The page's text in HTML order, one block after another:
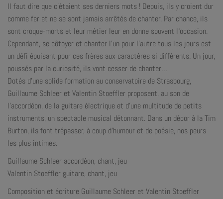
Il faut dire que c’étaient ses derniers mots ! Depuis, ils y croient dur
comme fer et ne se sont jamais arrêtés de chanter. Par chance, ils
sont croque-morts et leur métier leur en donne souvent l‘occasion.
Cependant, se côtoyer et chanter l’un pour l’autre tous les jours est
un défi épuisant pour ces frères aux caractères si différents. Un jour,
poussés par la curiosité, ils vont cesser de chanter…
Dotés d’une solide formation au conservatoire de Strasbourg,
Guillaume Schleer et Valentin Stoeffler proposent, au son de
l’accordéon, de la guitare électrique et d’une multitude de petits
instruments, un spectacle musical détonnant. Dans un décor à la Tim
Burton, ils font trépasser, à coup d’humour et de poésie, nos peurs
les plus intimes.
Guillaume Schleer accordéon, chant, jeu
Valentin Stoeffler guitare, chant, jeu
Composition et écriture Guillaume Schleer et Valentin Stoeffler